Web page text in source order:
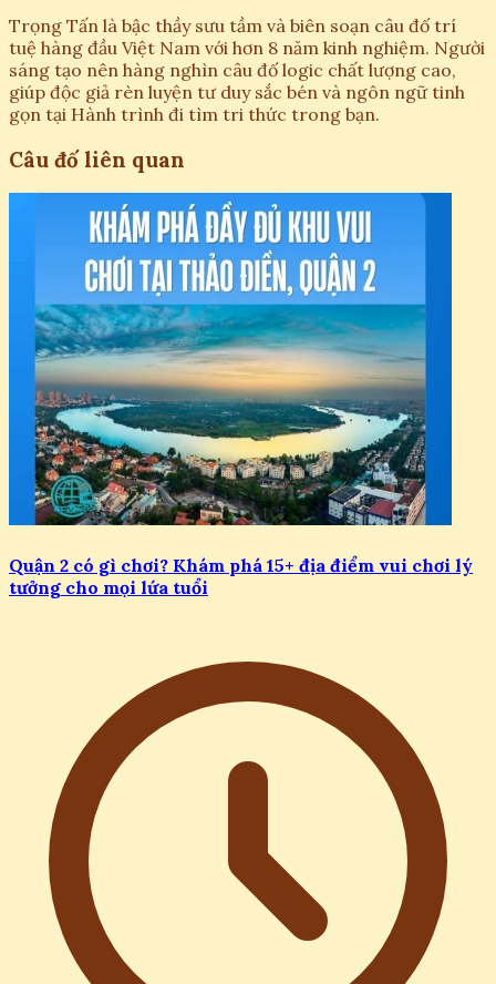
Trọng Tấn là bậc thầy sưu tầm và biên soạn câu đố trí
tuệ hàng đầu Việt Nam với hơn 8 năm kinh nghiệm. Người
sáng tạo nên hàng nghìn câu đố logic chất lượng cao,
giúp độc giả rèn luyện tư duy sắc bén và ngôn ngữ tinh
gọn tại Hành trình đi tìm tri thức trong bạn.
Câu đố liên quan
Quận 2 có gì chơi? Khám phá 15+ địa điểm vui chơi lý
tưởng cho mọi lứa tuổi